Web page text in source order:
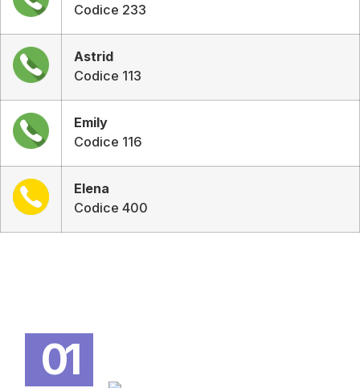
Codice 233
Astrid
Codice 113
Emily
Codice 116
Elena
Codice 400
01